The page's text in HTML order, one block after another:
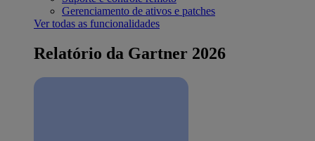
Gerenciamento de ativos e patches
Ver todas as funcionalidades
Relatório da Gartner 2026